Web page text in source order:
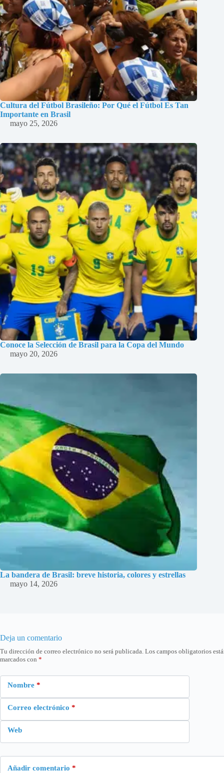
Cultura del Fútbol Brasileño: Por Qué el Fútbol Es Tan
Importante en Brasil
mayo 25, 2026
Conoce la Selección de Brasil para la Copa del Mundo
mayo 20, 2026
La bandera de Brasil: breve historia, colores y estrellas
mayo 14, 2026
Deja un comentario
Tu dirección de correo electrónico no será publicada. Los campos obligatorios
marcados con *
Nombre *
Correo electrónico *
Web
Añadir comentario *